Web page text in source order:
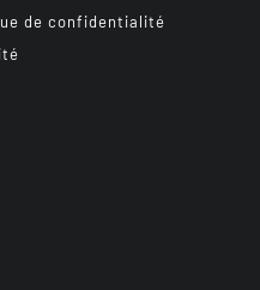
de confidentialité